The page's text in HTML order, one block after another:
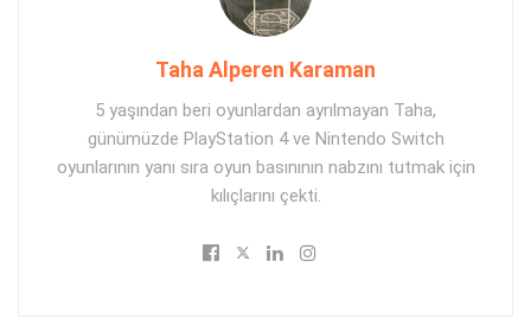
Taha Alperen Karaman
5 yaşından beri oyunlardan ayrılmayan Taha,
günümüzde PlayStation 4 ve Nintendo Switch
oyunlarının yanı sıra oyun basınının nabzını tutmak için
kılıçlarını çekti.